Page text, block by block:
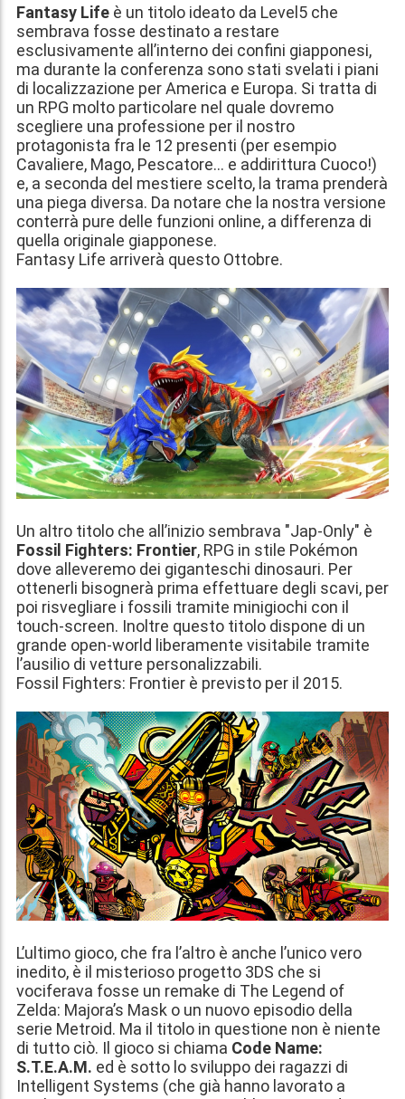
Fantasy Life è un titolo ideato da Level5 che
sembrava fosse destinato a restare
esclusivamente all’interno dei confini giapponesi,
ma durante la conferenza sono stati svelati i piani
di localizzazione per America e Europa. Si tratta di
un RPG molto particolare nel quale dovremo
scegliere una professione per il nostro
protagonista fra le 12 presenti (per esempio
Cavaliere, Mago, Pescatore… e addirittura Cuoco!)
e, a seconda del mestiere scelto, la trama prenderà
una piega diversa. Da notare che la nostra versione
conterrà pure delle funzioni online, a differenza di
quella originale giapponese.
Fantasy Life arriverà questo Ottobre.
Un altro titolo che all’inizio sembrava "Jap-Only" è
Fossil Fighters: Frontier, RPG in stile Pokémon
dove alleveremo dei giganteschi dinosauri. Per
ottenerli bisognerà prima effettuare degli scavi, per
poi risvegliare i fossili tramite minigiochi con il
touch-screen. Inoltre questo titolo dispone di un
grande open-world liberamente visitabile tramite
l’ausilio di vetture personalizzabili.
Fossil Fighters: Frontier è previsto per il 2015.
L’ultimo gioco, che fra l’altro è anche l’unico vero
inedito, è il misterioso progetto 3DS che si
vociferava fosse un remake di The Legend of
Zelda: Majora’s Mask o un nuovo episodio della
serie Metroid. Ma il titolo in questione non è niente
di tutto ciò. Il gioco si chiama Code Name:
S.T.E.A.M. ed è sotto lo sviluppo dei ragazzi di
Intelligent Systems (che già hanno lavorato a